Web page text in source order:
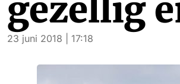
gezellig
23 juni 2018 | 17:18